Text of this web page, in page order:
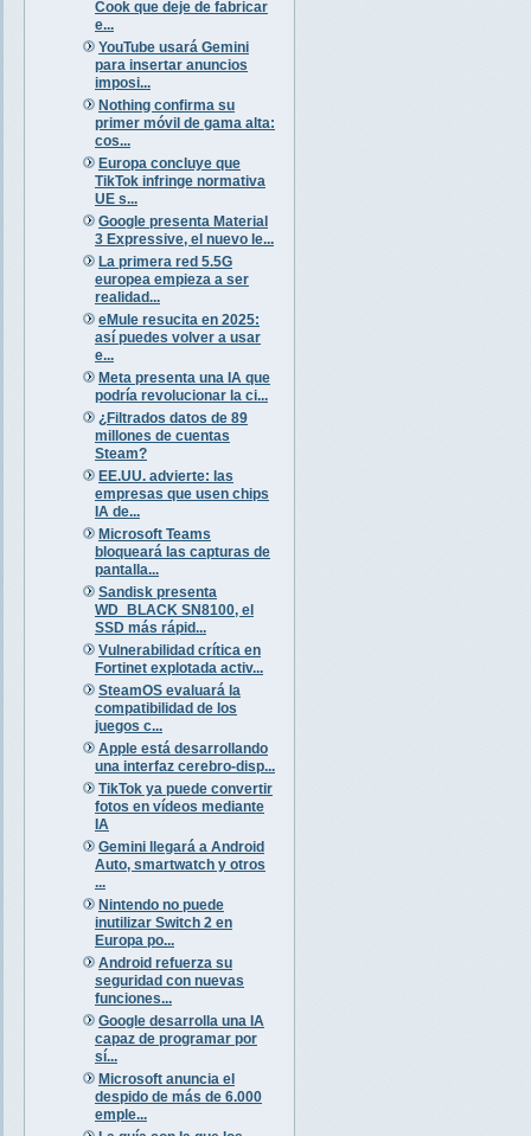
Cook que deje de fabricar
e...
YouTube usará Gemini
para insertar anuncios
imposi...
Nothing confirma su
primer móvil de gama alta:
cos...
Europa concluye que
TikTok infringe normativa
UE s...
Google presenta Material
3 Expressive, el nuevo le...
La primera red 5.5G
europea empieza a ser
realidad...
eMule resucita en 2025:
así puedes volver a usar
e...
Meta presenta una IA que
podría revolucionar la ci...
¿Filtrados datos de 89
millones de cuentas
Steam?
EE.UU. advierte: las
empresas que usen chips
IA de...
Microsoft Teams
bloqueará las capturas de
pantalla...
Sandisk presenta
WD_BLACK SN8100, el
SSD más rápid...
Vulnerabilidad crítica en
Fortinet explotada activ...
SteamOS evaluará la
compatibilidad de los
juegos c...
Apple está desarrollando
una interfaz cerebro-disp...
TikTok ya puede convertir
fotos en vídeos mediante
IA
Gemini llegará a Android
Auto, smartwatch y otros
...
Nintendo no puede
inutilizar Switch 2 en
Europa po...
Android refuerza su
seguridad con nuevas
funciones...
Google desarrolla una IA
capaz de programar por
sí...
Microsoft anuncia el
despido de más de 6.000
emple...